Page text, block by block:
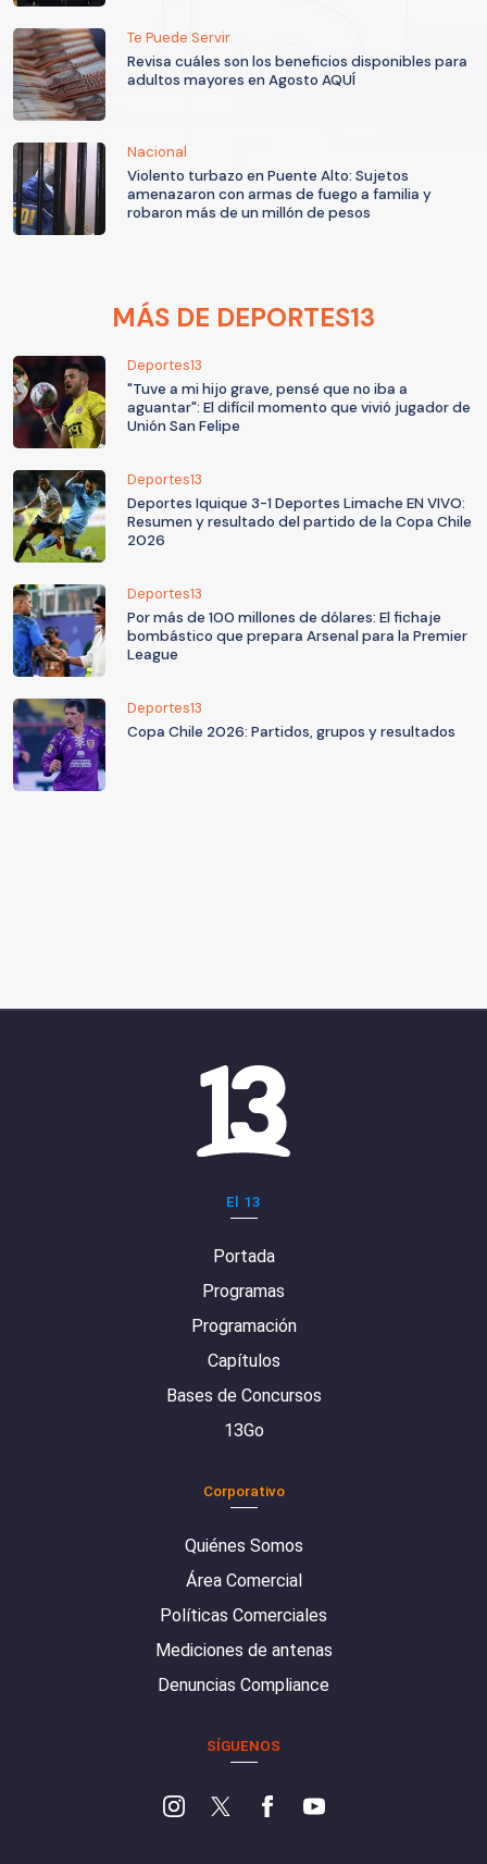
Te Puede Servir
Revisa cuáles son los beneficios disponibles para
adultos mayores en Agosto AQUÍ
Nacional
Violento turbazo en Puente Alto: Sujetos
amenazaron con armas de fuego a familia y
robaron más de un millón de pesos
MÁS DE DEPORTES13
Deportes13
"Tuve a mi hijo grave, pensé que no iba a
aguantar": El difícil momento que vivió jugador de
Unión San Felipe
Deportes13
Deportes Iquique 3-1 Deportes Limache EN VIVO:
Resumen y resultado del partido de la Copa Chile
2026
Deportes13
Por más de 100 millones de dólares: El fichaje
bombástico que prepara Arsenal para la Premier
League
Deportes13
Copa Chile 2026: Partidos, grupos y resultados
El 13
Portada
Programas
Programación
Capítulos
Bases de Concursos
13Go
Corporativo
Quiénes Somos
Área Comercial
Políticas Comerciales
Mediciones de antenas
Denuncias Compliance
SÍGUENOS